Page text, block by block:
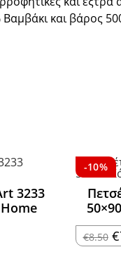
και βάρος
3233
-10%
€8.50 €